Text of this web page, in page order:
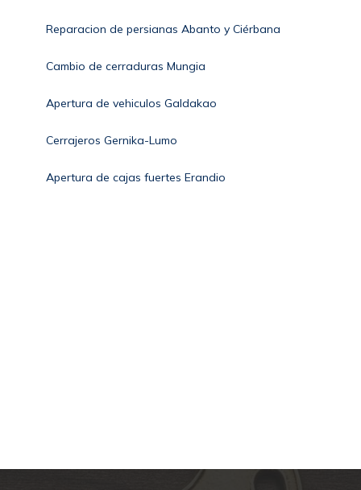
Reparacion de persianas Abanto y Ciérbana
Cambio de cerraduras Mungia
Apertura de vehiculos Galdakao
Cerrajeros Gernika-Lumo
Apertura de cajas fuertes Erandio